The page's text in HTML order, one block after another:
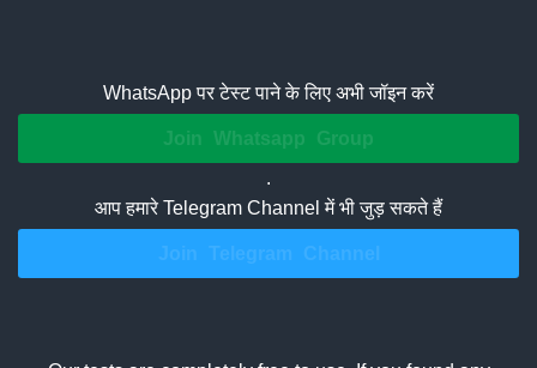
WhatsApp पर टेस्ट पाने के लिए अभी जॉइन करें
Join Whatsapp Group
.
आप हमारे Telegram Channel में भी जुड़ सकते हैं
Join Telegram Channel